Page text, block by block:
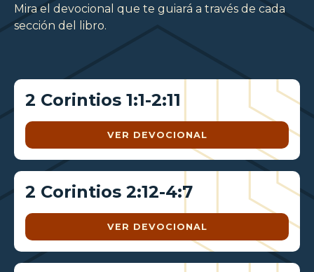
Mira el devocional que te guiará a través de cada
sección del libro.
2 Corintios 1:1-2:11
VER DEVOCIONAL
2 Corintios 2:12-4:7
VER DEVOCIONAL